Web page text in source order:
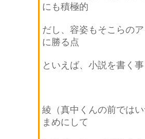
にも積極的
だし、容姿もそこらの
に勝る点
といえば、小説を書く
綾（真中くんの前では
まめにして